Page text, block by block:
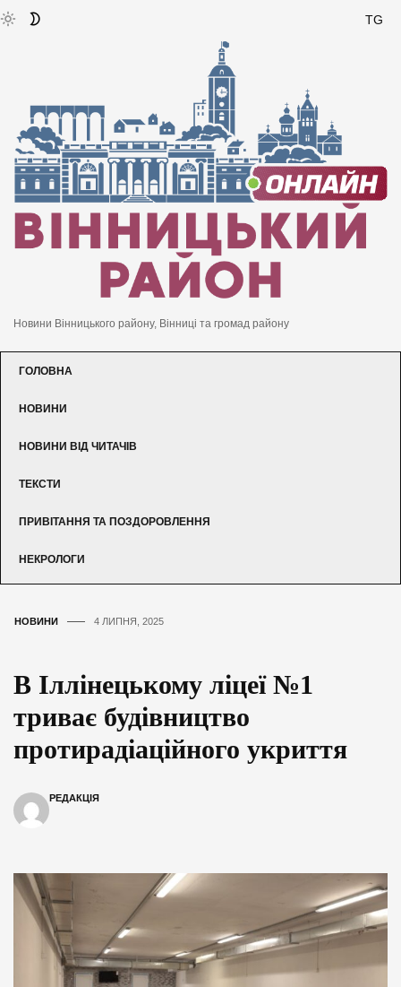
TG
Новини Вінницького району, Вінниці та громад району
ГОЛОВНА
НОВИНИ
НОВИНИ ВІД ЧИТАЧІВ
ТЕКСТИ
ПРИВІТАННЯ ТА ПОЗДОРОВЛЕННЯ
НЕКРОЛОГИ
НОВИНИ 4 ЛИПНЯ, 2025
В Іллінецькому ліцеї №1
триває будівництво
протирадіаційного укриття
РЕДАКЦІЯ